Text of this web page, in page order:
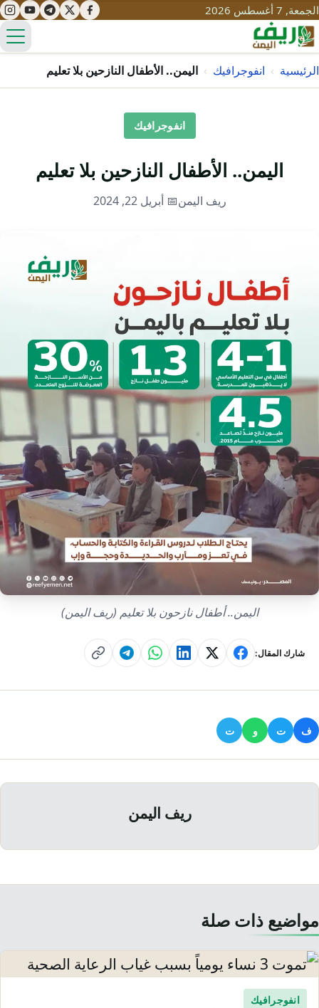
الجمعة, 7 أغسطس 2026
مياه
قصص نجاح
التلوث
حلول
إرشاد زراعي
نساء
قضايا
معيشة
قصة
انفوجرافيك
قصص رقمية
تقارير صور
فيديو
الرئيسية › انفوجرافيك › اليمن.. الأطفال النازحين بلا تعليم
انفوجرافيك
اليمن.. الأطفال النازحين بلا تعليم
ريف اليمن📅 أبريل 22, 2024
اليمن.. أطفال نازحون بلا تعليم (ريف اليمن)
شارك المقال:
ف ت و ت
ريف اليمن
مواضيع ذات صلة
انفوجرافيك